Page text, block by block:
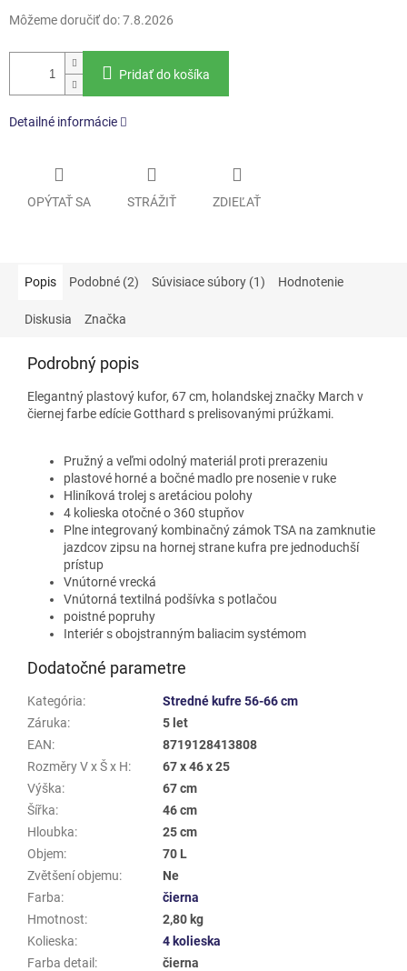
Môžeme doručiť do:7.8.2026
Pridať do košíka
Detailné informácie
OPÝTAŤ SA STRÁŽIŤ ZDIEĽAŤ
Popis Podobné (2) Súvisiace súbory (1) Hodnotenie
Diskusia Značka
Podrobný popis
Elegantný plastový kufor, 67 cm, holandskej značky March v
čiernej farbe edície Gotthard s prelisovanými prúžkami.
Pružný a veľmi odolný materiál proti prerazeniu
plastové horné a bočné madlo pre nosenie v ruke
Hliníková trolej s aretáciou polohy
4 kolieska otočné o 360 stupňov
Plne integrovaný kombinačný zámok TSA na zamknutie
jazdcov zipsu na hornej strane kufra pre jednoduchší
prístup
Vnútorné vrecká
Vnútorná textilná podšívka s potlačou
poistné popruhy
Interiér s obojstranným baliacim systémom
Dodatočné parametre
Kategória:
Stredné kufre 56-66 cm
Záruka:
5 let
EAN:
8719128413808
Rozměry V x Š x H:
67 x 46 x 25
Výška:
67 cm
Šířka:
46 cm
Hloubka:
25 cm
Objem:
70 L
Zvětšení objemu:
Ne
Farba:
čierna
Hmotnost:
2,80 kg
Kolieska:
4 kolieska
Farba detail :
čierna